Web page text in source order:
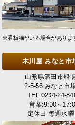
※看板猫がいる場合がありま
木川屋 みなと市
山形県酒田市船
2-5-56 みなと市
TEL:0234-24-
営業:9:00～
定休日 毎週水曜